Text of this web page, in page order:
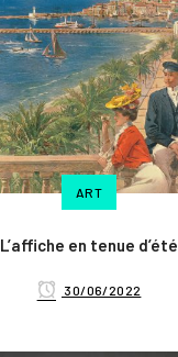
ART
L’affiche en tenue d’été
30/06/2022